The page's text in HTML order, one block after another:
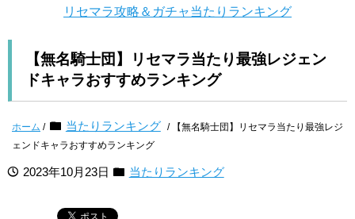
リセマラ攻略＆ガチャ当たりランキング
【無名騎士団】リセマラ当たり最強レジェン
ドキャラおすすめランキング
ホーム / 当たりランキング / 【無名騎士団】リセマラ当たり最強レジ
ェンドキャラおすすめランキング
2023年10月23日 当たりランキング